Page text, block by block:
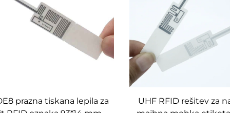
prazna tiskana lepila za
UHF RFID rešitev za